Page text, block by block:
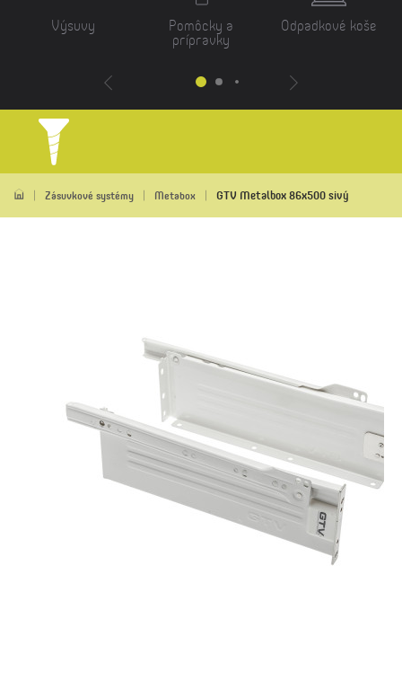
Výsuvy Pomôcky a
prípravky
Odpadkové koše
Zásuvkové systémy Metabox GTV Metalbox 86x500 sivý